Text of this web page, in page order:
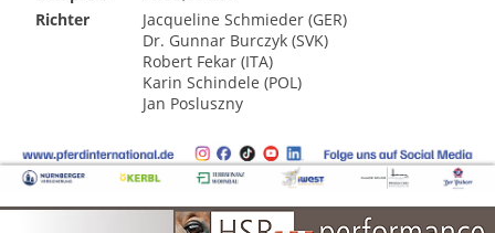
Richter
Jacqueline Schmieder (GER)
Dr. Gunnar Burczyk (SVK)
Robert Fekar (ITA)
Karin Schindele (POL)
Jan Posluszny